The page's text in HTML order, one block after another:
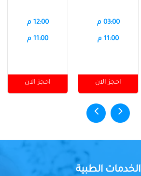
03:00 م
11:00 م
احجز الان
12:00 م
11:00 م
احجز الان
الخدمات الطبية